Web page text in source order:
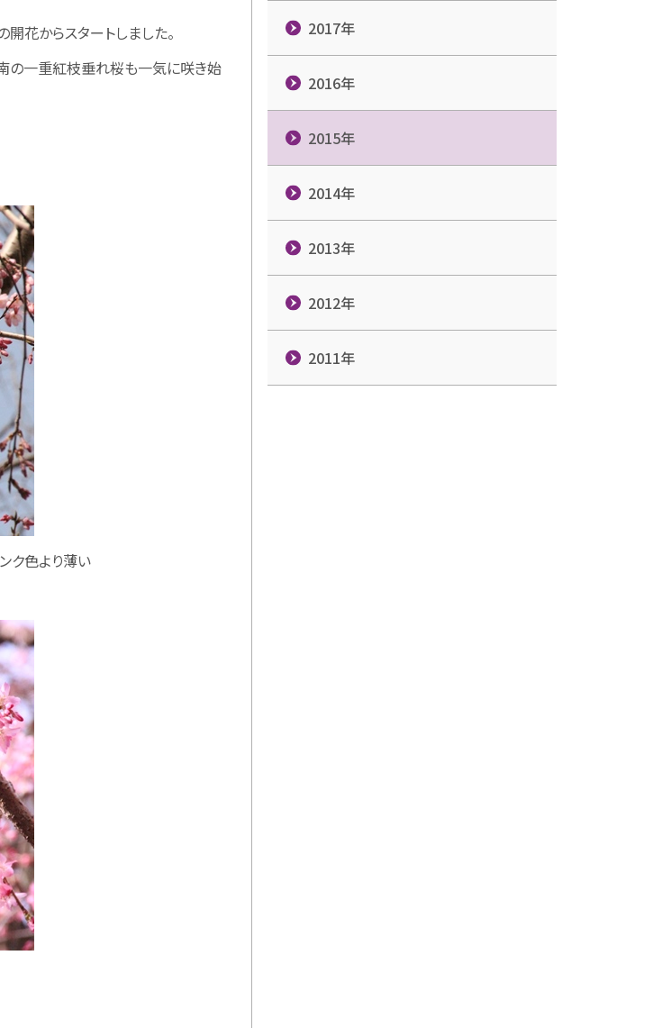
2017年
2016年
2015年
2014年
2013年
2012年
2011年
花からスタートしました。
の一重紅枝垂れ桜も一気に咲き始
色より薄い